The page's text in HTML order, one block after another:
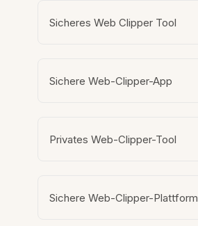
Sicheres Web Clipper Tool
Sichere Web-Clipper-App
Privates Web-Clipper-Tool
Sichere Web-Clipper-Plattform